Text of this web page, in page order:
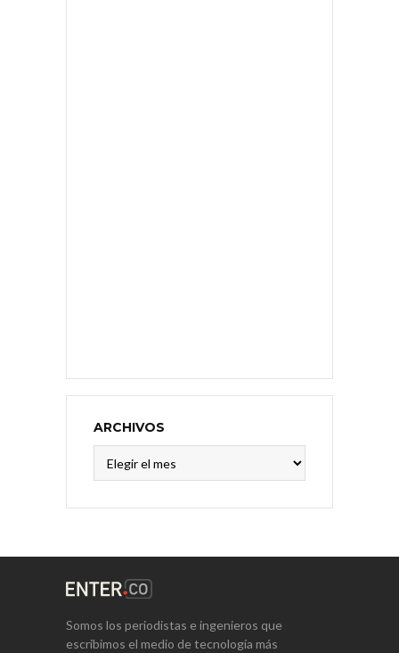
ARCHIVOS
Somos los periodistas e ingenieros que
escribimos el medio de tecnología más